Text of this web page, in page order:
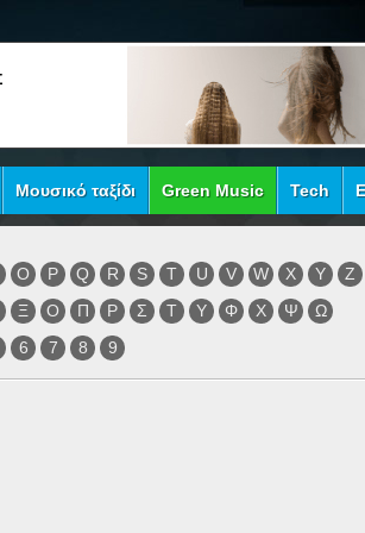
Μουσικό ταξίδι Green Music Tech
O P Q R S T U V W X Y
Z
Ξ Ο Π Ρ Σ Τ Υ Φ Χ Ψ
Ω
6 7 8 9